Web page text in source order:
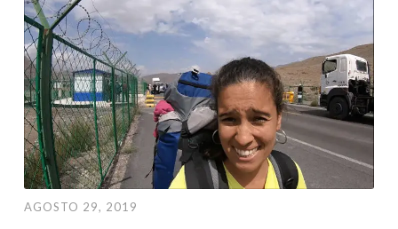
AGOSTO 29, 2019